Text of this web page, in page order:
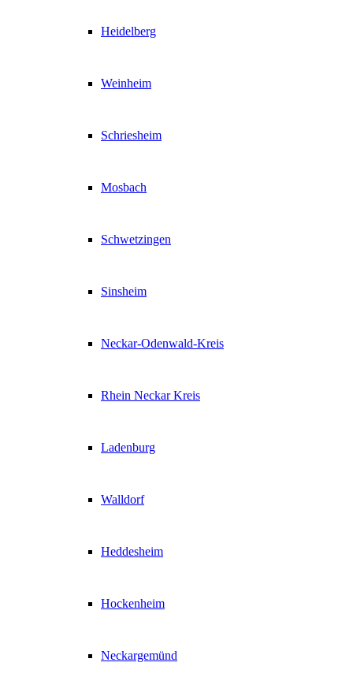
Heidelberg
Weinheim
Schriesheim
Mosbach
Schwetzingen
Sinsheim
Neckar-Odenwald-Kreis
Rhein Neckar Kreis
Ladenburg
Walldorf
Heddesheim
Hockenheim
Neckargemünd